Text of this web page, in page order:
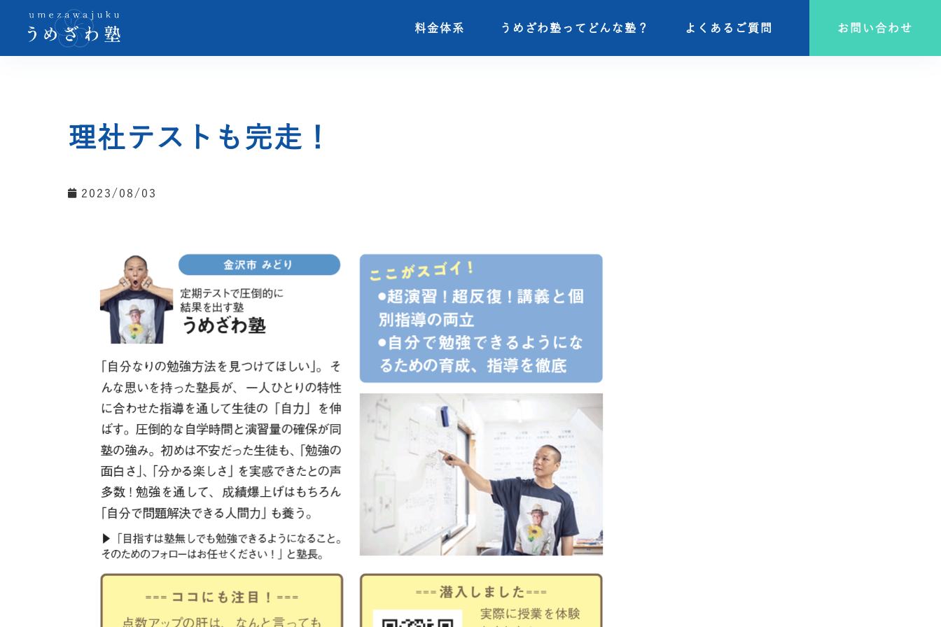
料金体系 うめざわ塾ってどんな塾？ よくあるご質問 お問い合わせ
料金体系 うめざわ塾ってどんな塾？ よくあるご質問 お問い合わせ
理社テストも完走！
2023/08/03